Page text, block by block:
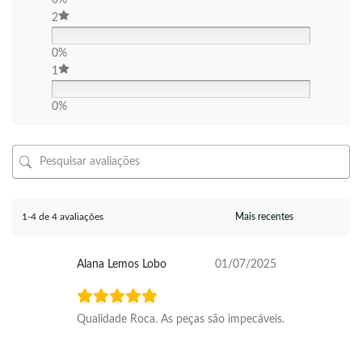
2
0%
1
0%
1-4 de 4 avaliações
Alana Lemos Lobo 01/07/2025
Qualidade Roca. As peças são impecáveis.